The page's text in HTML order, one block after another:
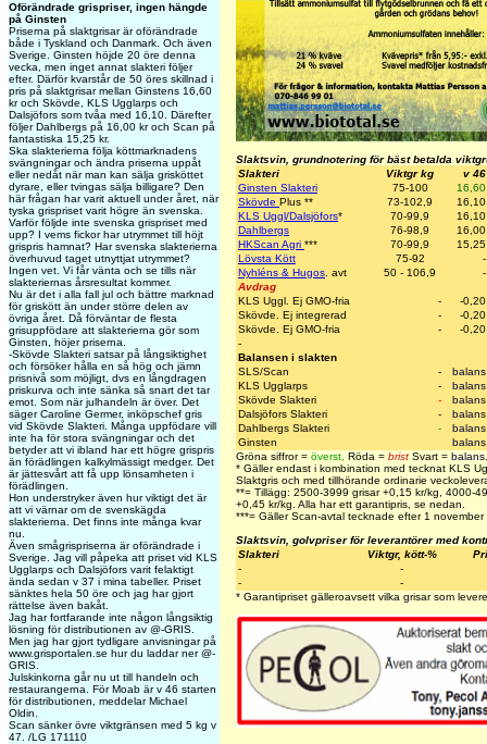
Oförändrade grispriser, ingen hängde
på Ginsten
Priserna på slaktgrisar är oförändrade
både i Tyskland och Danmark. Och även
Sverige. Ginsten höjde 20 öre denna
vecka, men inget annat slakteri följer
efter. Därför kvarstår de 50 öres skillnad i
pris på slaktgrisar mellan Ginstens 16,60
kr och Skövde, KLS Ugglarps och
Dalsjöfors som tvåa med 16,10. Därefter
följer Dahlbergs på 16,00 kr och Scan på
fantastiska 15,25 kr.
Ska slakterierna följa köttmarknadens
svängningar och ändra priserna uppåt
eller nedåt när man kan sälja grisköttet
dyrare, eller tvingas sälja billigare? Den
här frågan har varit aktuell under året, när
tyska grispriset varit högre än svenska.
Varför följde inte svenska grispriset med
upp? I vems fickor har utrymmet till höjt
grispris hamnat? Har svenska slakterierna
överhuvud taget utnyttjat utrymmet?
Ingen vet. Vi får vänta och se tills när
slakteriernas årsresultat kommer.
Nu är det i alla fall jul och bättre marknad
för griskött än under större delen av
övriga året. Då förväntar de flesta
grisuppfödare att slakterierna gör som
Ginsten, höjer priserna.
-Skövde Slakteri satsar på långsiktighet
och försöker hålla en så hög och jämn
prisnivå som möjligt, dvs en långdragen
priskurva och inte sänka så snart det tar
emot. Som när julhandeln är över. Det
säger Caroline Germer, inköpschef gris
vid Skövde Slakteri. Många uppfödare vill
inte ha för stora svängningar och det
betyder att vi ibland har ett högre grispris
än förädlingen kalkylmässigt medger. Det
är jättesvårt att få upp lönsamheten i
förädlingen.
Hon understryker även hur viktigt det är
att vi värnar om de svenskägda
slakterierna. Det finns inte många kvar
nu.
Även smågrispriserna är oförändrade i
Sverige. Jag vill påpeka att priset vid KLS
Ugglarps och Dalsjöfors varit felaktigt
ända sedan v 37 i mina tabeller. Priset
sänktes hela 50 öre och jag har gjort
rättelse även bakåt.
Jag har fortfarande inte någon långsiktig
lösning för distributionen av @-GRIS.
Men jag har gjort tydligare anvisningar på
www.grisportalen.se hur du laddar ner @-
GRIS.
Julskinkorna går nu ut till handeln och
restaurangerna. För Moab är v 46 starten
för distributionen, meddelar Michael
Oldin.
Scan sänker övre viktgränsen med 5 kg v
47. /LG 171110
Slaktsvin, grundnotering för bäst betalda
Slakteri
Viktgr kg
v 46
Ginsten Slakteri
75-100
16,60
Skövde Plus ** 73-102,9
16,10
KLS Uggl/Dalsjöfors* 70-99,9
16,10
Dahlbergs
76-98,9
16,00
HKScan Agri *** 70-99,9
15,25
Lövsta Kött
75-92
-
Nyhléns & Hugos . avt 50 - 106,9
-
Avdrag
KLS Uggl. Ej GMO-fria
-
-0,20
Skövde. Ej integrerad
-
-0,20
Skövde. Ej GMO-fria
-
-0,20
-
Balansen i slakten
SLS/Scan
-
balans
KLS Ugglarps
-
balans
Skövde Slakteri
-
balans
Dalsjöfors Slakteri
-
balans
Dahlbergs Slakteri
-
balans
Ginsten
balans
Gröna siffror = överst Röda = brist Svart = balans
* Gäller endast i kombination med tecknat KLS
Slaktgris och med tillhörande ordinarie
**= Tillägg: 2500-3999 grisar +0,15 kr/kg, 4000-
+0,45 kr/kg. Alla har ett garantipris, se nedan.
***= Gäller Scan-avtal tecknade efter 1 november
Slaktsvin, golvpriser för leverantörer med
Slakteri
Viktgr, kött-%
-
-
-
-
* Garantipriset gälleroavsett vilka grisar som